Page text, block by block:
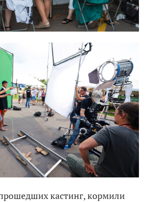
кастинг, кормили